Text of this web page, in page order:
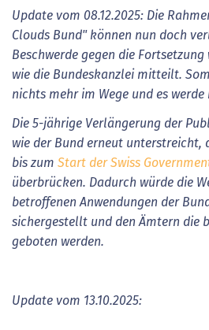
Update vom 08.12.2025: Die
Clouds Bund" können nun doch
Beschwerde gegen die
wie die Bundeskanzlei mitteilt.
nichts mehr im Wege und es
Die 5-jährige Verlängerung der
wie der Bund erneut unterstreicht,
bis zum Start der Swiss
überbrücken. Dadurch würde die
betroffenen Anwendungen der
sichergestellt und den Ämtern die
geboten werden.
Update vom 13.10.2025: